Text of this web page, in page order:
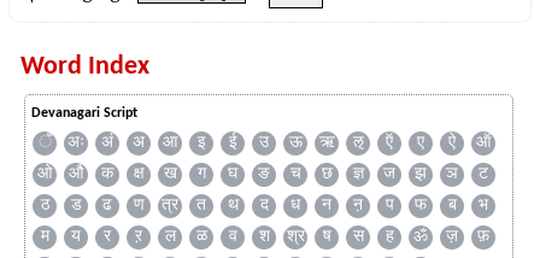
Word Index
Devanagari Script
ँ अः अं अ आ इ ई उ ऊ ऋ ऌ ऍ ए ऐ
ऑ
ओ
औ क क्ष ख ग घ ङ च छ ज्ञ ज झ ञ
ट
ठ
ड ढ ण त्र त थ द ध न ऩ प फ ब
भ
म
य र ऱ ल ळ व श श्र ष स ह ॐ ज़
फ़